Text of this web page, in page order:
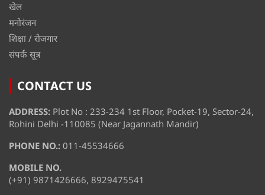
खेल
मनोरंजन
शिक्षा / रोजगार
संपर्क सूत्र
CONTACT US
ADDRESS: Plot No : 233-234 1st Floor, Pocket-19, Sector-24,
Rohini Delhi -110085 (Near Jagannath Mandir)
PHONE NO.: 011-45534666
MOBILE NO.
(+91) 9871426666, 8929475541